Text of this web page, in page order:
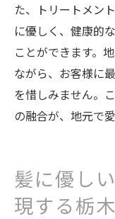
た、トリートメン
に優しく、健康的
ことができます。
ながら、お客様に
を惜しみません。
の融合が、地元で
髪に優し
現する栃